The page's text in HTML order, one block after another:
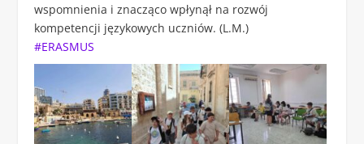
wspomnienia i znacząco wpłynął na rozwój
kompetencji językowych uczniów. (L.M.)
#ERASMUS